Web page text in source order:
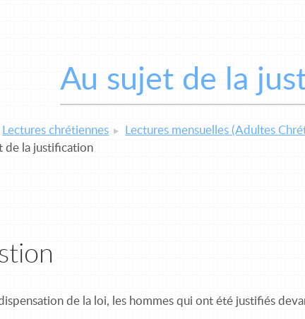
Au sujet de la
Lectures chrétiennes Lectures mensuelles (Adultes
de la justification
de la loi, les hommes qui ont été justifiés